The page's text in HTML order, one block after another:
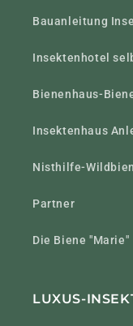
Bauanleitung
Insektenhotel
Bienenhaus-
Insektenhaus
Nisthilfe-
Partner
Die Biene "Marie"
LUXUS-